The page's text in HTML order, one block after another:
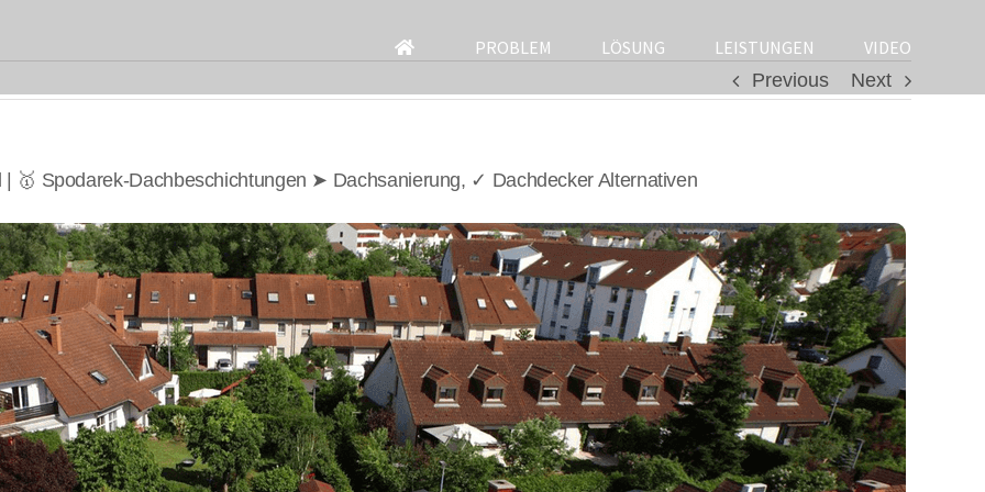
for:
PROBLEM LÖSUNG LEISTUNGEN
VIDEO
Previous
Next
| 🥇 Spodarek-Dachbeschichtungen ➤ Dachsanierung, ✓ Dachdecker Alternativen